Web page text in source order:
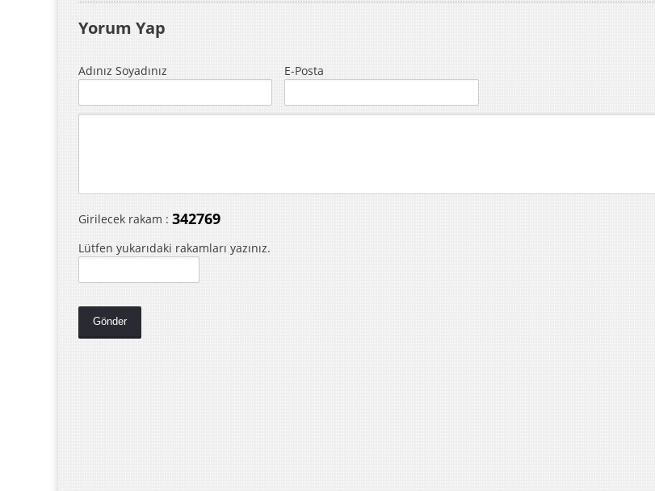
Yorum Yap
Adınız Soyadınız E-Posta
Girilecek rakam : 342769
Lütfen yukarıdaki rakamları yazınız.